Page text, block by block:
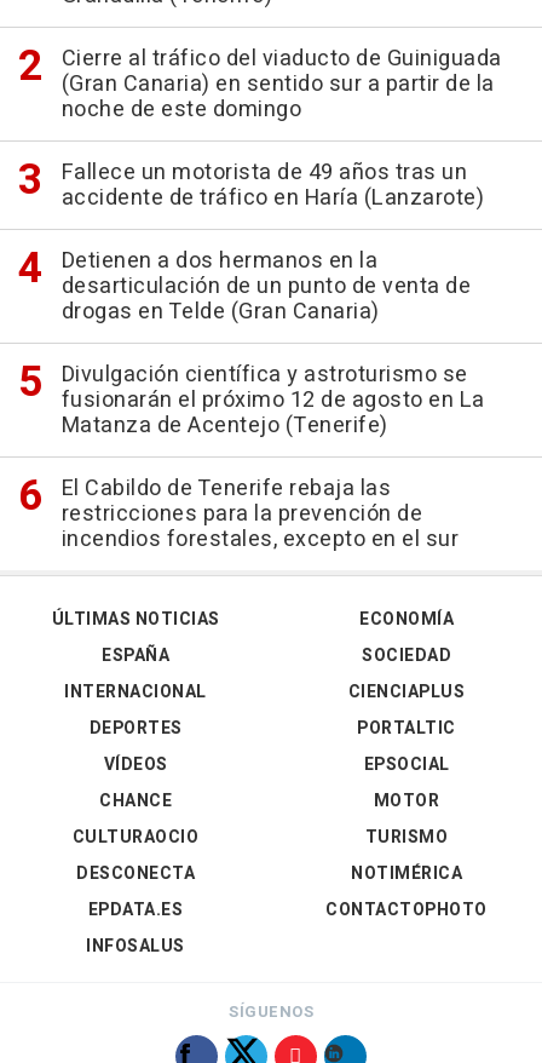
Cierre al tráfico del viaducto de Guiniguada
(Gran Canaria) en sentido sur a partir de la
noche de este domingo
Fallece un motorista de 49 años tras un
accidente de tráfico en Haría (Lanzarote)
Detienen a dos hermanos en la
desarticulación de un punto de venta de
drogas en Telde (Gran Canaria)
Divulgación científica y astroturismo se
fusionarán el próximo 12 de agosto en La
Matanza de Acentejo (Tenerife)
El Cabildo de Tenerife rebaja las
restricciones para la prevención de
incendios forestales, excepto en el sur
ÚLTIMAS NOTICIAS
ESPAÑA
INTERNACIONAL
DEPORTES
VÍDEOS
ECONOMÍA
SOCIEDAD
CIENCIAPLUS
PORTALTIC
EPSOCIAL
CHANCE
CULTURAOCIO
DESCONECTA
EPDATA.ES
INFOSALUS
MOTOR
TURISMO
NOTIMÉRICA
CONTACTOPHOTO
SÍGUENOS